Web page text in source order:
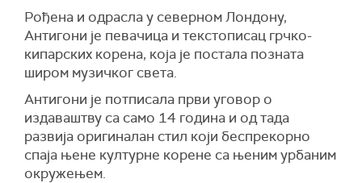
Рођена и одрасла у северном Лондону,
Антигони је певачица и текстописац грчко-
кипарских корена, која је постала позната
широм музичког света.
Антигони је потписала први уговор о
издаваштву са само 14 година и од тада
развија оригиналан стил који беспрекорно
спаја њене културне корене са њеним урбаним
окружењем.